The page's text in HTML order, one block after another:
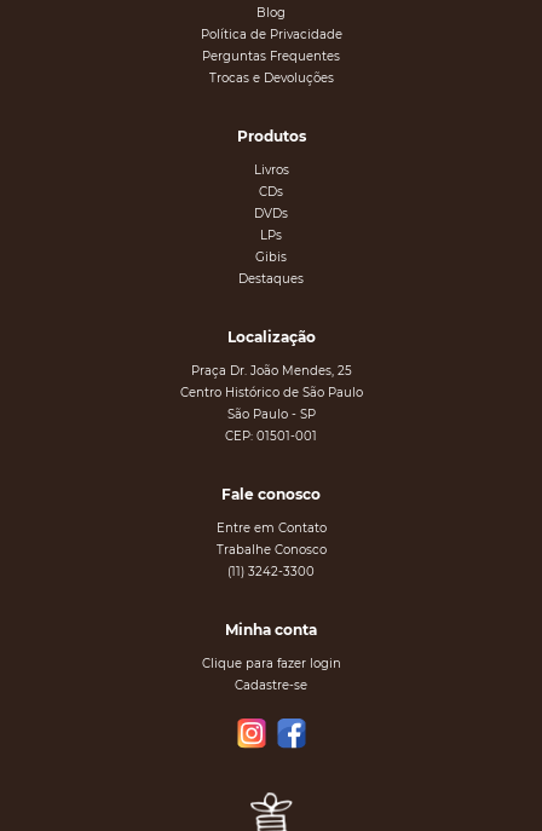
Blog
Política de Privacidade
Perguntas Frequentes
Trocas e Devoluções
Produtos
Livros
CDs
DVDs
LPs
Gibis
Destaques
Localização
Praça Dr. João Mendes, 25
Centro Histórico de São Paulo
São Paulo - SP
CEP: 01501-001
Fale conosco
Entre em Contato
Trabalhe Conosco
(11) 3242-3300
Minha conta
Clique para fazer login
Cadastre-se